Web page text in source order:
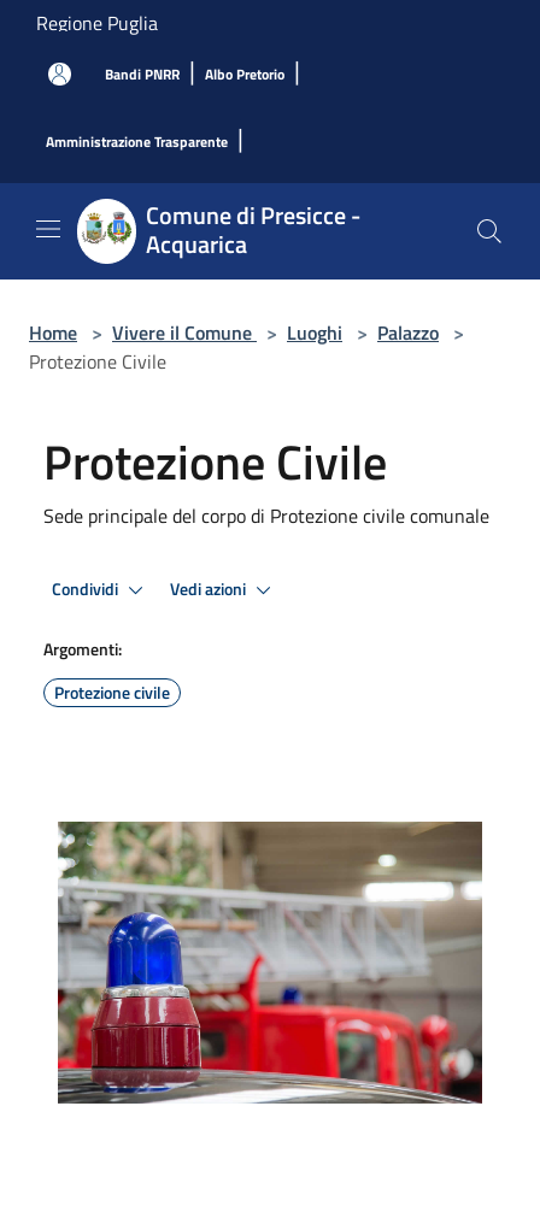
Salta al contenuto principale
Regione Puglia
Bandi PNRR | Albo Pretorio |
Amministrazione Trasparente |
Comune di Presicce -
Acquarica
Home > Vivere il Comune > Luoghi > Palazzo >
Protezione Civile
Protezione Civile
Sede principale del corpo di Protezione civile comunale
Condividi Vedi azioni
Argomenti:
Protezione civile